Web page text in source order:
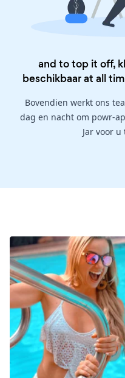
and to top it off,
beschikbaar at all
Bovendien werkt ons
dag en nacht om powr-
Jar voor